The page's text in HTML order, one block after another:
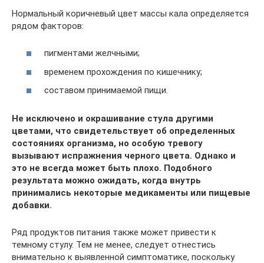
Нормальный коричневый цвет массы кала определяется
рядом факторов:
пигментами желчными;
временем прохождения по кишечнику;
составом принимаемой пищи.
Не исключено и окрашивание стула другими
цветами, что свидетельствует об определенных
состояниях организма, но особую тревогу
вызывают испражнения черного цвета. Однако и
это не всегда может быть плохо. Подобного
результата можно ожидать, когда внутрь
принимались некоторые медикаменты или пищевые
добавки.
Ряд продуктов питания также может привести к
темному стулу. Тем не менее, следует отнестись
внимательно к выявленной симптоматике, поскольку